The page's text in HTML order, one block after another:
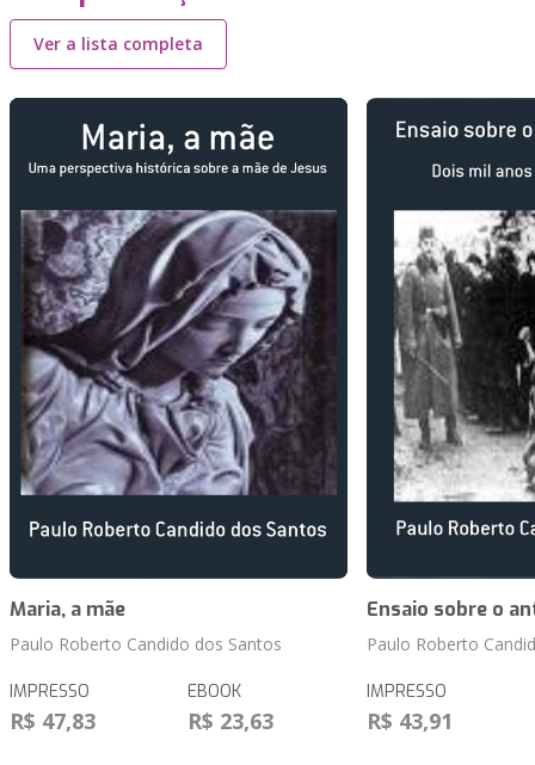
Ver a lista completa
Maria, a mãe
Paulo Roberto Candido dos Santos
IMPRESSO
R$ 47,83
EBOOK
R$ 23,63
Ensaio sobre o
Paulo Roberto
IMPRESSO
R$ 43,91